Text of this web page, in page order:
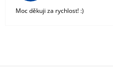
Moc děkuji za rychlost! :)